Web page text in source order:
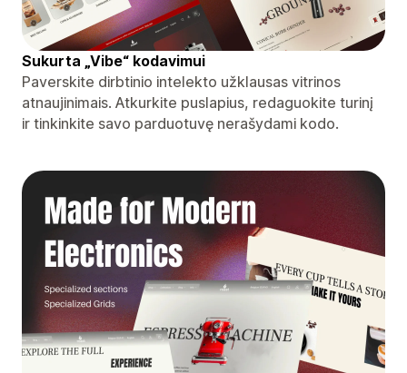
Sukurta „Vibe“ kodavimui
Paverskite dirbtinio intelekto užklausas vitrinos
atnaujinimais. Atkurkite puslapius, redaguokite turinį
ir tinkinkite savo parduotuvę nerašydami kodo.